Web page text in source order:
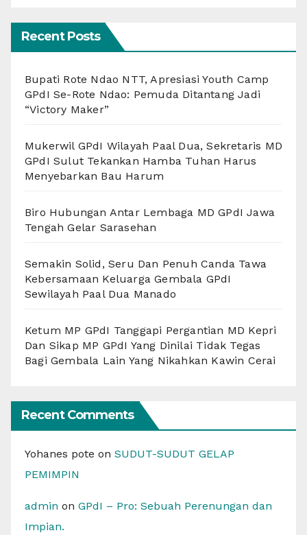
Recent Posts
Bupati Rote Ndao NTT, Apresiasi Youth Camp
GPdI Se-Rote Ndao: Pemuda Ditantang Jadi
“Victory Maker”
Mukerwil GPdI Wilayah Paal Dua, Sekretaris MD
GPdI Sulut Tekankan Hamba Tuhan Harus
Menyebarkan Bau Harum
Biro Hubungan Antar Lembaga MD GPdI Jawa
Tengah Gelar Sarasehan
Semakin Solid, Seru Dan Penuh Canda Tawa
Kebersamaan Keluarga Gembala GPdI
Sewilayah Paal Dua Manado
Ketum MP GPdI Tanggapi Pergantian MD Kepri
Dan Sikap MP GPdI Yang Dinilai Tidak Tegas
Bagi Gembala Lain Yang Nikahkan Kawin Cerai
Recent Comments
Yohanes pote on SUDUT-SUDUT GELAP
PEMIMPIN
admin on GPdI – Pro: Sebuah Perenungan dan
Impian.